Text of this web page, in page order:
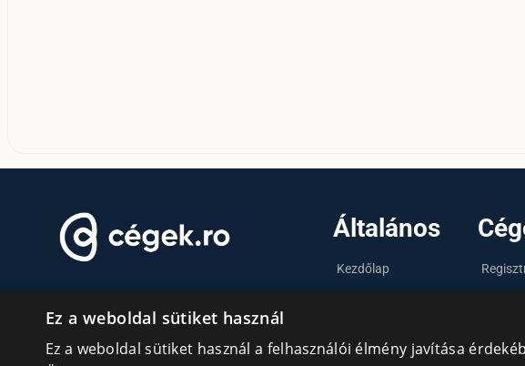
MAGYAR VÁLLALKOZÓKNAK
Általános
Kezdőlap
Szervezetek
Ez a weboldal sütiket használ
Ez a weboldal sütiket használ a felhasználói élmény javítása